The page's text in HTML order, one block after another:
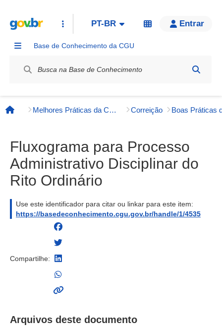
PT-BR Entrar
Base de Conhecimento da CGU
Página inicial
Melhores Práticas da CGU e Órgãos Externos Correição
Fluxograma para Processo
Administrativo Disciplinar do
Rito Ordinário
Use este identificador para citar ou linkar para este item:
https://basedeconhecimento.cgu.gov.br/handle/1/4535
Compartilhe:
Arquivos deste documento